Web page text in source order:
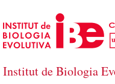
Saltar al contenido
Institut de Biologia